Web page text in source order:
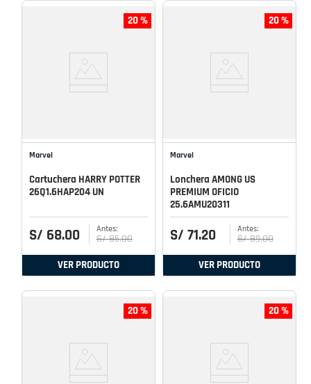
20 %
Marvel
Cartuchera HARRY POTTER
26Q1.6HAP204 UN
S/ 68.00 S/ 85.00
VER PRODUCTO
20 %
Marvel
Lonchera AMONG US
PREMIUM OFICIO
25.6AMU20311
S/ 71.20 S/ 89.00
VER PRODUCTO
20 % 20 %